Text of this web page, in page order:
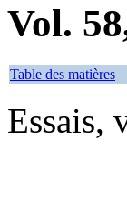
Vol.
Table des matières
Essais,